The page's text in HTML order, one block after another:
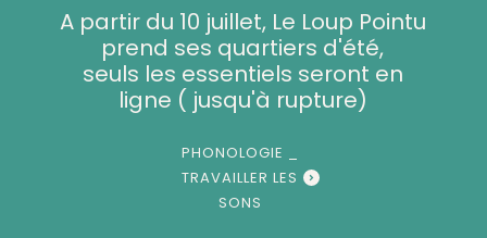
A partir du 10 juillet, Le Loup Pointu
prend ses quartiers d'été,
seuls les essentiels seront en
ligne ( jusqu'à rupture)
PHONOLOGIE _
TRAVAILLER LES
SONS